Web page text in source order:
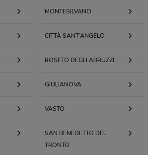
MONTESILVANO
CITTÀ SANT’ANGELO
ROSETO DEGLI ABRUZZI
GIULIANOVA
VASTO
SAN BENEDETTO DEL
TRONTO